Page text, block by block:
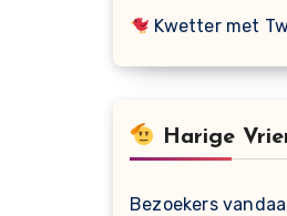
Kwetter met
Harige
Bezoekers